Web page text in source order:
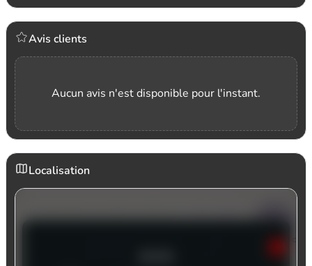
Avis clients
Aucun avis n'est disponible pour l'instant.
Localisation